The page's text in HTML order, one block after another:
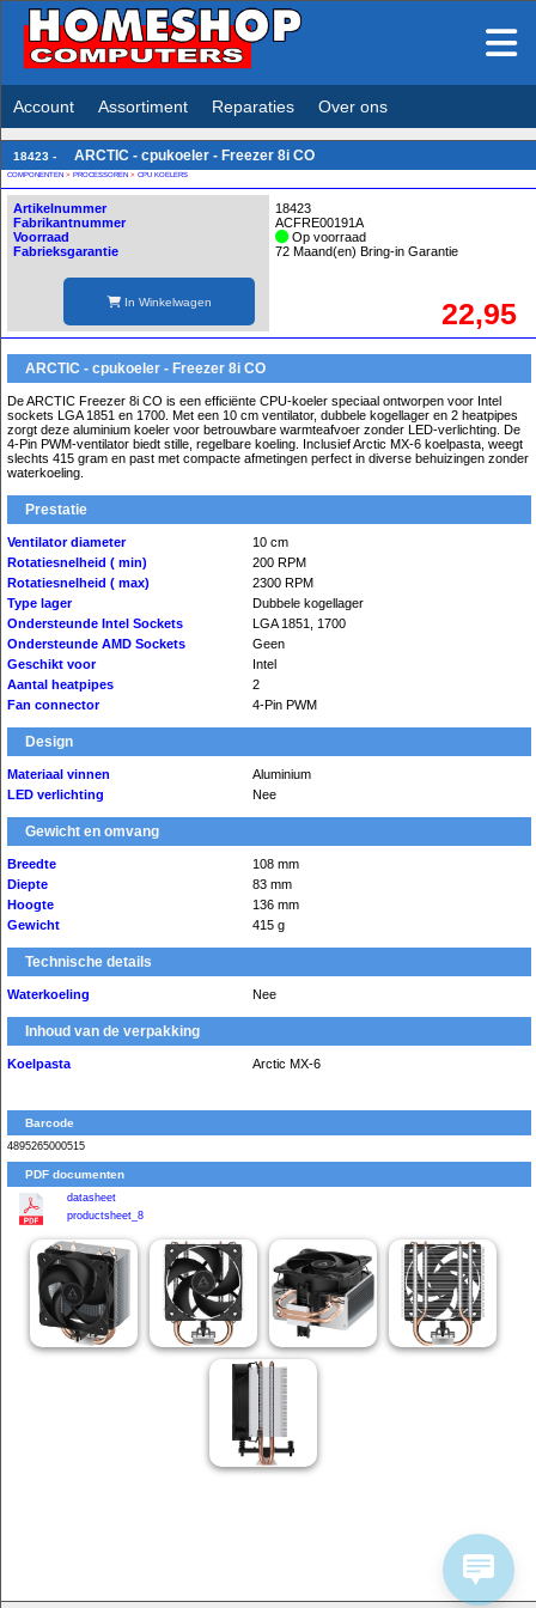
Account Assortiment Reparaties Over ons
18423 - ARCTIC - cpukoeler - Freezer 8i CO
COMPONENTEN > PROCESSOREN > CPU KOELERS
Artikelnummer
Fabrikantnummer
Voorraad
Fabrieksgarantie
In Winkelwagen
18423
ACFRE00191A
Op voorraad
72 Maand(en) Bring-in Garantie
22,95
ARCTIC - cpukoeler - Freezer 8i CO
De ARCTIC Freezer 8i CO is een efficiënte CPU-koeler speciaal ontworpen voor Intel
sockets LGA 1851 en 1700. Met een 10 cm ventilator, dubbele kogellager en 2 heatpipes
zorgt deze aluminium koeler voor betrouwbare warmteafvoer zonder LED-verlichting. De
4-Pin PWM-ventilator biedt stille, regelbare koeling. Inclusief Arctic MX-6 koelpasta, weegt
slechts 415 gram en past met compacte afmetingen perfect in diverse behuizingen zonder
waterkoeling.
Prestatie
Ventilator diameter
10 cm
Rotatiesnelheid ( min)
200 RPM
Rotatiesnelheid ( max)
2300 RPM
Type lager
Dubbele kogellager
Ondersteunde Intel Sockets
LGA 1851, 1700
Ondersteunde AMD Sockets
Geen
Geschikt voor
Intel
Aantal heatpipes
2
Fan connector
4-Pin PWM
Design
Materiaal vinnen
Aluminium
LED verlichting
Nee
Gewicht en omvang
Breedte
108 mm
Diepte
83 mm
Hoogte
136 mm
Gewicht
415 g
Technische details
Waterkoeling Nee
Inhoud van de verpakking
Koelpasta Arctic MX-6
Barcode
4895265000515
PDF documenten
datasheet
productsheet_8